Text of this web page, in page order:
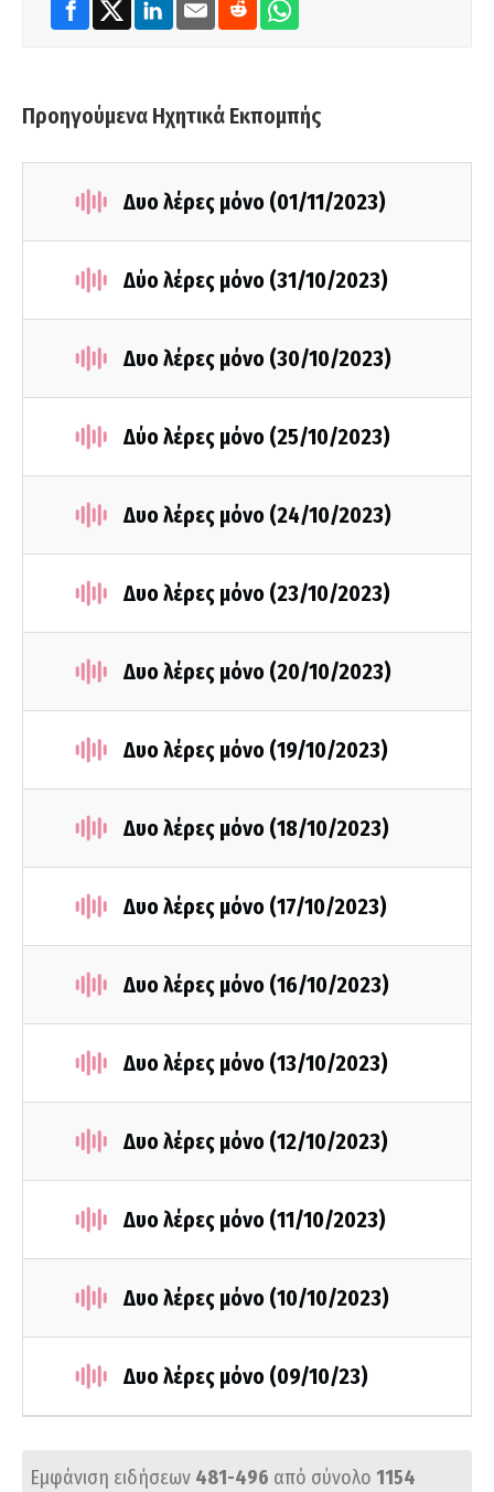
Προηγούμενα Ηχητικά Εκπομπής
Δυο λέρες μόνο (01/11/2023)
Δύο λέρες μόνο (31/10/2023)
Δυο λέρες μόνο (30/10/2023)
Δύο λέρες μόνο (25/10/2023)
Δυο λέρες μόνο (24/10/2023)
Δυο λέρες μόνο (23/10/2023)
Δυο λέρες μόνο (20/10/2023)
Δυο λέρες μόνο (19/10/2023)
Δυο λέρες μόνο (18/10/2023)
Δυο λέρες μόνο (17/10/2023)
Δυο λέρες μόνο (16/10/2023)
Δυο λέρες μόνο (13/10/2023)
Δυο λέρες μόνο (12/10/2023)
Δυο λέρες μόνο (11/10/2023)
Δυο λέρες μόνο (10/10/2023)
Δυο λέρες μόνο (09/10/23)
Εμφάνιση ειδήσεων 481-496 από σύνολο 1154